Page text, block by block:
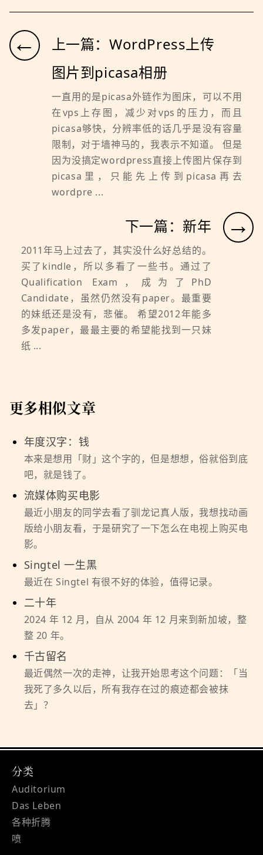
←
上一篇：WordPress上传
图片到picasa相册
一直用的是picasa外链作为图床，可以不用
在vps上存图，减少对vps的压力，而且
picasa够快，分辨率低的话几乎是没有容量
限制，对于墙神马的，我表示不知道。 但是
因为没搞定wordpress直接上传图片保存到
picasa里，只能先上传到picasa再去
wordpre ...
→
下一篇：新年
2011年马上过去了，其实没什么好总结的。
买了kindle，所以多看了一些书。通过了
Qualification Exam，成为了PhD
Candidate，虽然仍然没有paper。最重要
的妹纸还是没有，悲催。 希望2012年能多
多发paper，最最主要的希望能找到一只妹
纸 ...
更多相似文章
年度汉字：钱
本来是想用「财」这个字的，但是想想，俗就俗到底
吧，就是钱了。
流媒体购买电影
最近小朋友的同学去看了驯龙记真人版，我想找动画
版给小朋友看，于是研究了一下怎么在电视上购买电
影。
Singtel 一生黑
最近在 Singtel 有很不好的体验，值得记录。
二十年
2024 年 12 月，自从 2004 年 12 月来到新加坡，整
整 20 年。
千古留名
最近偶然一次的走神，让我开始思考这个问题：「当
我死了多久以后，所有我存在过的痕迹都会被抹
去」？
分类
Auditorium
Das Leben
各种折腾
喷